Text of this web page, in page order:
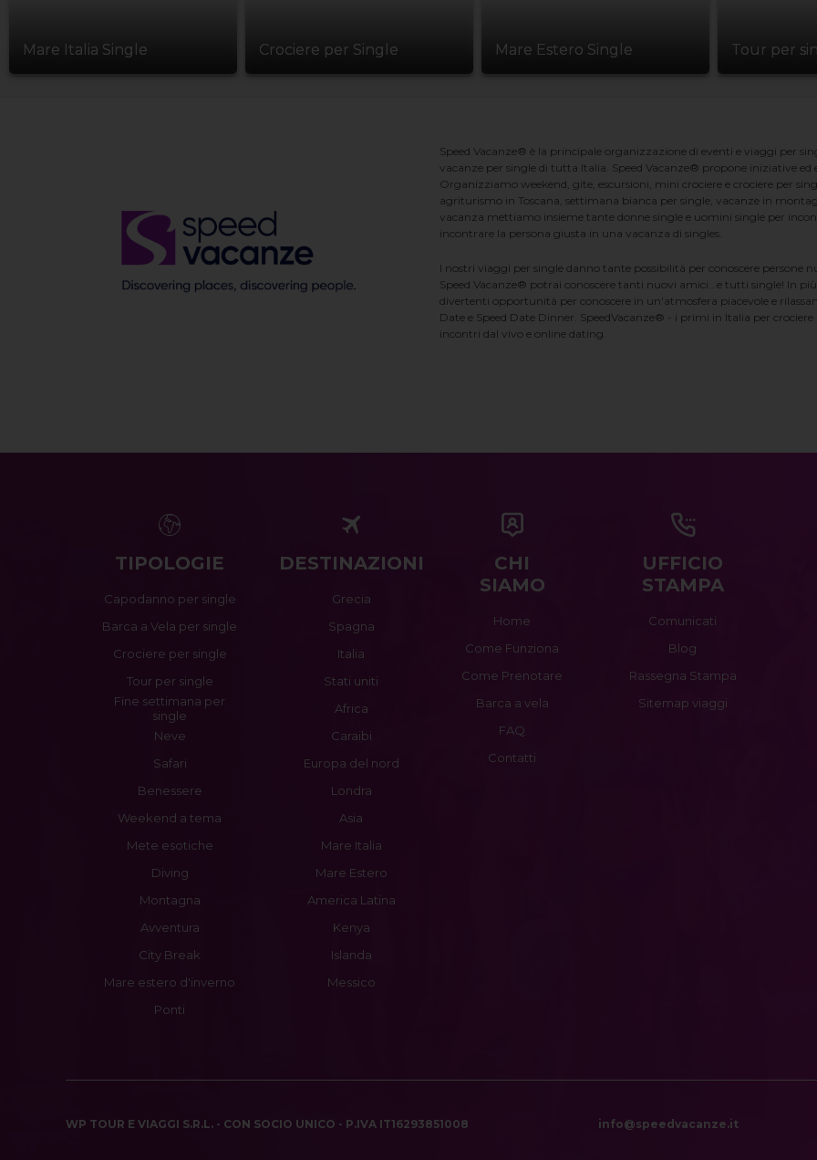
Mare Italia Single Crociere per Single Mare Estero Single Tour per
Speed Vacanze® è la principale organizzazione di eventi e viaggi per
vacanze per single di tutta Italia. Speed Vacanze® propone iniziative
Organizziamo weekend, gite, escursioni, mini crociere e crociere per
agriturismo in Toscana, settimana bianca per single, vacanze in
vacanza mettiamo insieme tante donne single e uomini single per
incontrare la persona giusta in una vacanza di singles.
I nostri viaggi per single danno tante possibilità per conoscere persone
Speed Vacanze® potrai conoscere tanti nuovi amici...e tutti single! In
divertenti opportunità per conoscere in un'atmosfera piacevole e
Date e Speed Date Dinner. SpeedVacanze® - i primi in Italia per
incontri dal vivo e online dating.
TIPOLOGIE
Capodanno per single
Barca a Vela per single
Crociere per single
Tour per single
Fine settimana per
single
Neve
Safari
Benessere
Weekend a tema
Mete esotiche
Diving
Montagna
Avventura
City Break
Mare estero d'inverno
Ponti
DESTINAZIONI
Grecia
Spagna
Italia
Stati uniti
Africa
Caraibi
Europa del nord
Londra
Asia
Mare Italia
Mare Estero
America Latina
Kenya
Islanda
Messico
CHI
SIAMO
Home
Come Funziona
Come Prenotare
Barca a vela
FAQ
Contatti
UFFICIO
STAMPA
Comunicati
Blog
Rassegna Stampa
Sitemap viaggi
WP TOUR E VIAGGI S.R.L. - CON SOCIO UNICO - P.IVA IT16293851008 info@speedvacanze.it